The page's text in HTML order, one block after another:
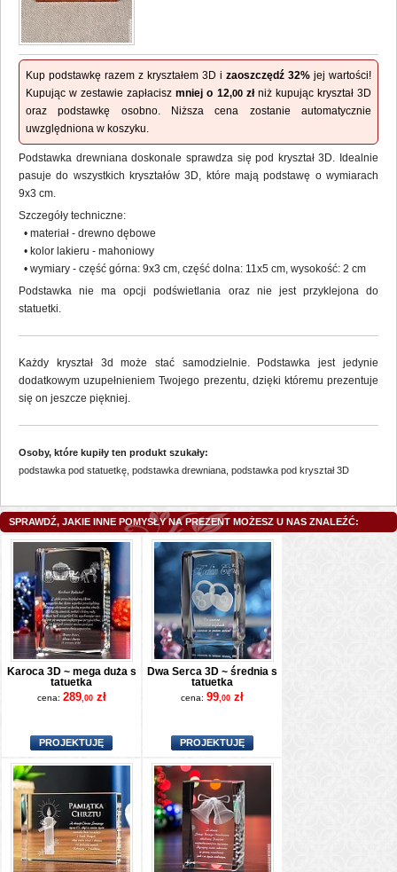
Kup podstawkę razem z kryształem 3D i zaoszczędź 32%jej wartości!
Kupując w zestawie zapłaciszmniej o 12,00złniż kupując kryształ 3D
oraz podstawkę osobno. Niższa cena zostanie automatycznie
uwzględniona w koszyku.
Podstawka drewniana doskonale sprawdza się pod kryształ 3D. Idealnie
pasuje do wszystkich kryształów 3D, które mają podstawę o wymiarach
9x3 cm.
Szczegóły techniczne:
• materiał - drewno dębowe
• kolor lakieru - mahoniowy
• wymiary - część górna: 9x3 cm, część dolna: 11x5 cm, wysokość: 2 cm
Podstawka nie ma opcji podświetlania oraz nie jest przyklejona do
statuetki.
Każdy kryształ 3d może stać samodzielnie. Podstawka jest jedynie
dodatkowym uzupełnieniem Twojego prezentu, dzięki któremu prezentuje
się on jeszcze piękniej.
Osoby, które kupiły ten produkt szukały:
podstawka pod statuetkę ,podstawka drewniana ,podstawka pod kryształ 3D
SPRAWDŹ, JAKIE INNE POMYSŁY NA PREZENT MOŻESZ U NAS ZNALEŹĆ:
Karoca 3D ~ mega duża s
tatuetka
cena: 289,00zł
PROJEKTUJĘ
Dwa Serca 3D ~ średnia s
tatuetka
cena: 99,00 zł
PROJEKTUJĘ